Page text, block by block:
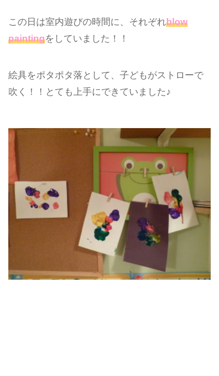
この日は室内遊びの時間に、それぞれblow
paintingをしていました！！
絵具をポタポタ落として、子どもがストローで
吹く！！とても上手にできていました♪